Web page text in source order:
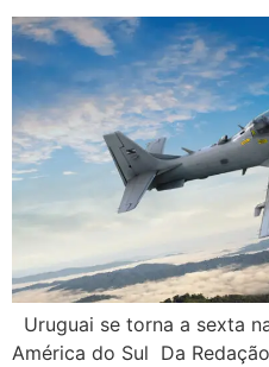
Uruguai se torna a sexta
América do Sul Da